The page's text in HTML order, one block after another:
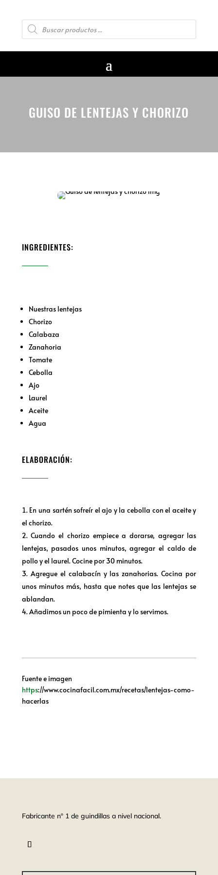
Búsqueda
de
productos
GUISO DE LENTEJAS Y CHORIZO
INGREDIENTES:
Nuestras lentejas
Chorizo
Calabaza
Zanahoria
Tomate
Cebolla
Ajo
Laurel
Aceite
Agua
ELABORACIÓN:
En una sartén sofreír elajo y la cebolla conel aceitey
el chorizo.
Cuando el chorizo​​ empiecea dorarse, agregarlas
lentejas, pasados ​​unos minutos,agregar el caldode
polloy el laurel. Cocine por30 minutos.
Agregue el calabacín y las zanahorias.Cocina por
unos minutos más, hasta quenotesque las lentejas se
ablandan.
Añadimos un poco de pimienta y lo servimos.
Fuente e imagen
https://www.cocinafacil.com.mx/recetas/lentejas-como-
hacerlas
Fabricante nº 1 de guindillas a nivel nacional.